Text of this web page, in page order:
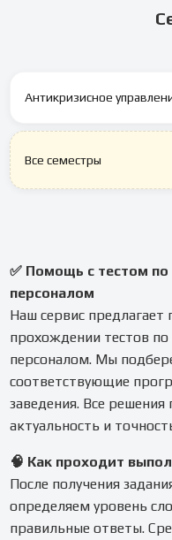
Антикризисное
Все семестры
✅ Помощь с тестом
персоналом
Наш сервис
прохождении тестов
персоналом. Мы
соответствующие
заведения. Все
актуальность и
🧠 Как проходит
После получения
определяем уровень
правильные ответы.